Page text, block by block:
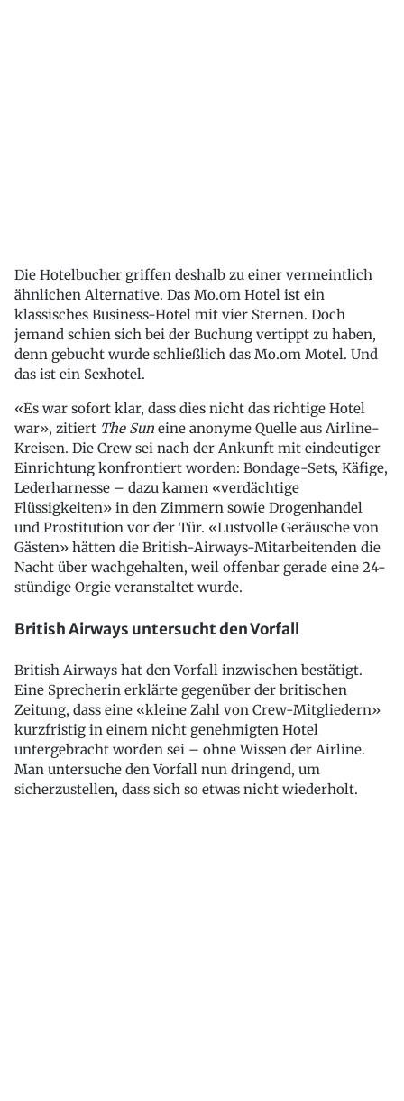
Die Hotelbucher griffen deshalb zu einer vermeintlich
ähnlichen Alternative. Das Mo.om Hotel ist ein
klassisches Business-Hotel mit vier Sternen. Doch
jemand schien sich bei der Buchung vertippt zu haben,
denn gebucht wurde schließlich das Mo.om Motel. Und
das ist ein Sexhotel.
«Es war sofort klar, dass dies nicht das richtige Hotel
war», zitiert The Sun eine anonyme Quelle aus Airline-
Kreisen. Die Crew sei nach der Ankunft mit eindeutiger
Einrichtung konfrontiert worden: Bondage-Sets, Käfige,
Lederharnesse – dazu kamen «verdächtige
Flüssigkeiten» in den Zimmern sowie Drogenhandel
und Prostitution vor der Tür. «Lustvolle Geräusche von
Gästen» hätten die British-Airways-Mitarbeitenden die
Nacht über wachgehalten, weil offenbar gerade eine 24-
stündige Orgie veranstaltet wurde.
British Airways untersucht den Vorfall
British Airways hat den Vorfall inzwischen bestätigt.
Eine Sprecherin erklärte gegenüber der britischen
Zeitung, dass eine «kleine Zahl von Crew-Mitgliedern»
kurzfristig in einem nicht genehmigten Hotel
untergebracht worden sei – ohne Wissen der Airline.
Man untersuche den Vorfall nun dringend, um
sicherzustellen, dass sich so etwas nicht wiederholt.